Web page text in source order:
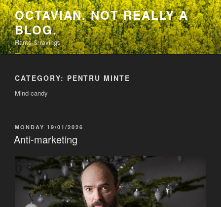
Skip
to
content
OCTAVIAN. NOT REALLY A
BLOG.
Rants & ravings
CATEGORY: PENTRU MINTE
Mind candy
POSTED
ON
MONDAY 19/01/2026
Anti-marketing